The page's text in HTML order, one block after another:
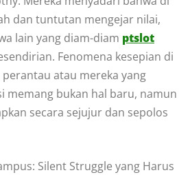
dan tuntutan mengejar nilai,
lain yang diam-diam ptslot
Fenomena kesepian di
atau mereka yang
memang bukan hal baru, namun
secara sejujur dan sepolos
Silent Struggle yang Harus